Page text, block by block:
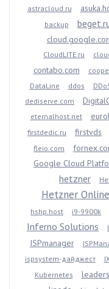
astracloud.ru
backup
CloudLITE.ru
contabo.com
DataLine ddos
dediserve.com
eternalhost.net
firstdedic.ru
firstvds
fleio.com
Google Cloud
hetzner
Hetzner
hshp.host
i9-9900k
Inferno Solutions
ISPmanager
ispsystem-дайджест
Kubernetes